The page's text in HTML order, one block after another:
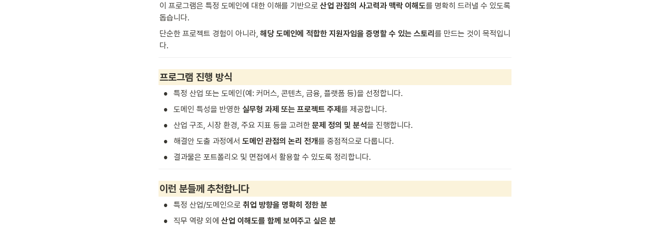
이 프로그램은 특정 도메인에 대한 이해를 기반으로 산업 관점의 사고력과 맥락 이해도를 명확히 드러낼 수 있도록
돕습니다.
단순한 프로젝트 경험이 아니라, 해당 도메인에 적합한 지원자임을 증명할 수 있는 스토리 를 만드는 것이 목적입니
다.
프로그램 진행 방식
• 특정 산업 또는 도메인(예: 커머스, 콘텐츠, 금융, 플랫폼 등)을 선정합니다.
• 도메인 특성을 반영한 실무형 과제 또는 프로젝트 주제 를 제공합니다.
• 산업 구조, 시장 환경, 주요 지표 등을 고려한 문제 정의 및 분석을 진행합니다.
• 해결안 도출 과정에서 도메인 관점의 논리 전개를 중점적으로 다룹니다.
• 결과물은 포트폴리오 및 면접에서 활용할 수 있도록 정리합니다.
이런 분들께 추천합니다
• 특정 산업/도메인으로 취업 방향을 명확히 정한 분
• 직무 역량 외에 산업 이해도를 함께 보여주고 싶은 분